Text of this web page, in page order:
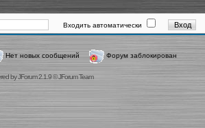
Входить автоматически
Нет новых сообщений Форум заблокирован
byJForum 2.1.9©JForum Team